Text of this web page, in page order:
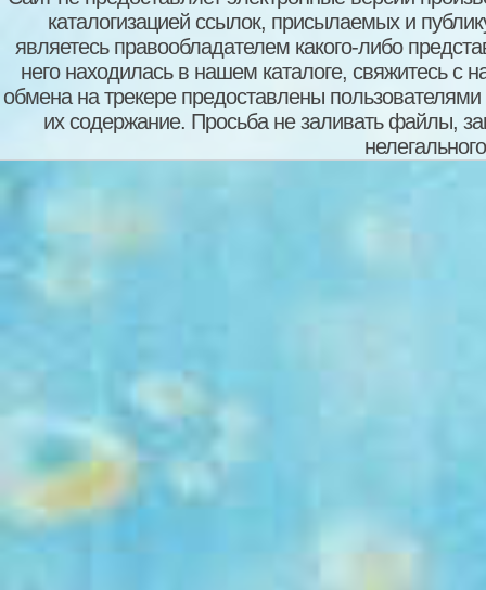
каталогизацией ссылок, присылаемых и
являетесь правообладателем какого-либо
него находилась в нашем каталоге, свяжитесь
обмена на трекере предоставлены пользователями
их содержание. Просьба не заливать файлы,